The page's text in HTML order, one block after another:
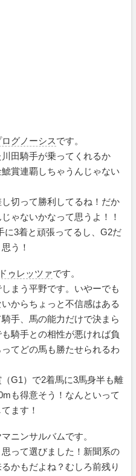
ログノーシスです。
田騎手が乗ってくれるか
賞連覇しちゃうんじゃない
切って勝利してるね！だか
ゃないかなって思うよ！！
に3着と頑張ってるし、G2だ
う！
ドゥレッツァです。
まう平野です。いやーでも
からちょっと不信感はある
手、馬の能力だけで決まら
騎手との相性が悪ければ負
てどの馬も勝たせられるわ
G1）で2着馬に3馬身半も離
も得意そう！なんといって
ます！
ニンサルバムです。
って選びました！新聞系の
かもだよね？むしろ前残り